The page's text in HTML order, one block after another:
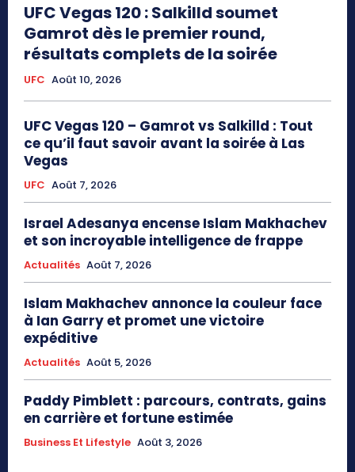
UFC Vegas 120 : Salkilld soumet
Gamrot dès le premier round,
résultats complets de la soirée
UFC Août 10, 2026
UFC Vegas 120 – Gamrot vs Salkilld : Tout
ce qu’il faut savoir avant la soirée à Las
Vegas
UFC Août 7, 2026
Israel Adesanya encense Islam Makhachev
et son incroyable intelligence de frappe
Actualités Août 7, 2026
Islam Makhachev annonce la couleur face
à Ian Garry et promet une victoire
expéditive
Actualités Août 5, 2026
Paddy Pimblett : parcours, contrats, gains
en carrière et fortune estimée
Business Et Lifestyle Août 3, 2026